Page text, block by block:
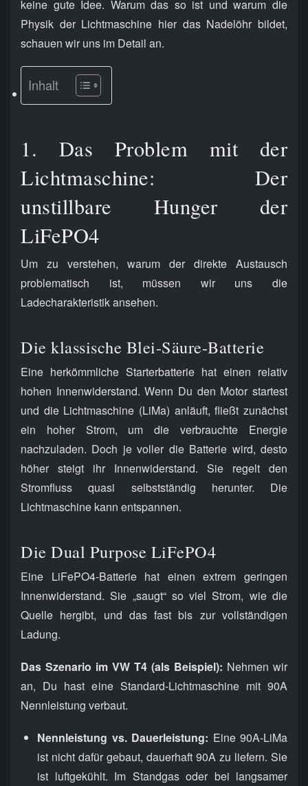
keine gute Idee. Warum das so ist und warum die
Physik der Lichtmaschine hier das Nadelöhr bildet,
schauen wir uns im Detail an.
Inhalt
1. Das Problem mit der
Lichtmaschine: Der
unstillbare Hunger der
LiFePO4
Um zu verstehen, warum der direkte Austausch
problematisch ist, müssen wir uns die
Ladecharakteristik ansehen.
Die klassische Blei-Säure-Batterie
Eine herkömmliche Starterbatterie hat einen relativ
hohen Innenwiderstand. Wenn Du den Motor startest
und die Lichtmaschine (LiMa) anläuft, fließt zunächst
ein hoher Strom, um die verbrauchte Energie
nachzuladen. Doch je voller die Batterie wird, desto
höher steigt ihr Innenwiderstand. Sie regelt den
Stromfluss quasi selbstständig herunter. Die
Lichtmaschine kann entspannen.
Die Dual Purpose LiFePO4
Eine LiFePO4-Batterie hat einen extrem geringen
Innenwiderstand. Sie „saugt“ so viel Strom, wie die
Quelle hergibt, und das fast bis zur vollständigen
Ladung.
Das Szenario im VW T4 (als Beispiel): Nehmen wir
an, Du hast eine Standard-Lichtmaschine mit 90A
Nennleistung verbaut.
Nennleistung vs. Dauerleistung: Eine 90A-LiMa
ist nicht dafür gebaut, dauerhaft 90A zu liefern. Sie
ist luftgekühlt. Im Standgas oder bei langsamer